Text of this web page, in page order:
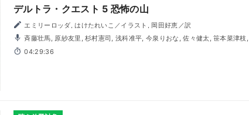
デルトラ・クエスト 5 恐怖の山
エミリーロッダ, はけたれいこ／イラスト, 岡田好恵／訳
也, 松島昭浩, 青木崇
04:29:36